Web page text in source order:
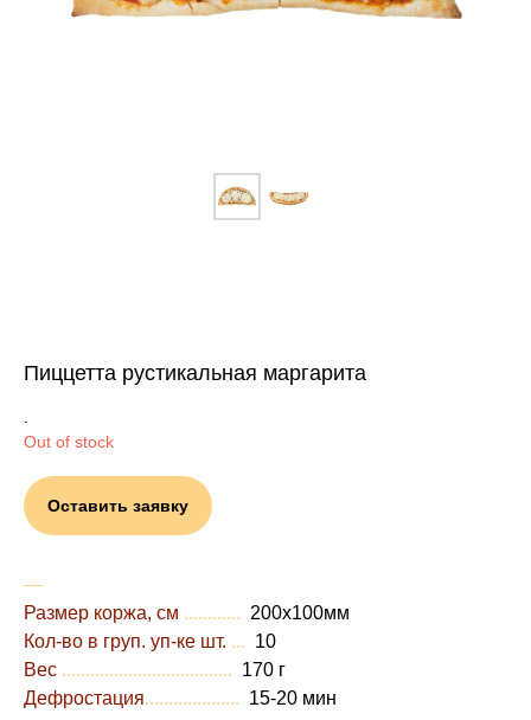
Пиццетта рустикальная маргарита
.
Out of stock
Оставить заявку
―
Размер коржа, см ............ 200х100мм
Кол-во в груп. уп-ке шт. ... 10
Вес .................................... 170 г
Дефростация.................... 15-20 мин